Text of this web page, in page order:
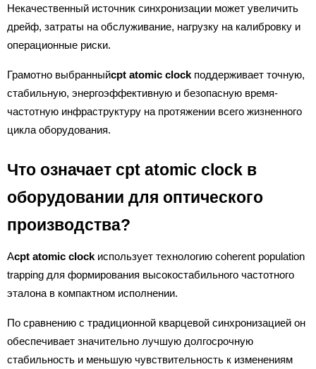
Некачественный источник синхронизации может увеличить
дрейф, затраты на обслуживание, нагрузку на калибровку и
операционные риски.
Грамотно выбранныйcpt atomic clock поддерживает точную,
стабильную, энергоэффективную и безопасную время-
частотную инфраструктуру на протяжении всего жизненного
цикла оборудования.
Что означает cpt atomic clock в
оборудовании для оптического
производства?
Acpt atomic clock использует технологию coherent population
trapping для формирования высокостабильного частотного
эталона в компактном исполнении.
По сравнению с традиционной кварцевой синхронизацией он
обеспечивает значительно лучшую долгосрочную
стабильность и меньшую чувствительность к изменениям